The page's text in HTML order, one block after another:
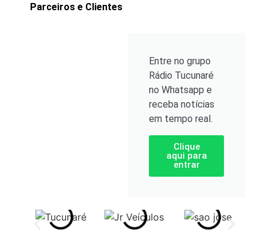
Parceiros e Clientes
Entre no grupo
Rádio Tucunaré
no Whatsapp e
receba notícias
em tempo real.
Clique
aqui para
entrar